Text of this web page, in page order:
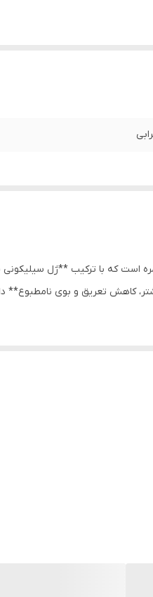
است که با ترکیب **ژل
کاهش تعریق و بوی